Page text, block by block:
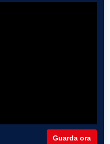
Guarda ora